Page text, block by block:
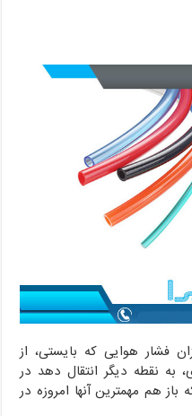
فشار هوایی که بایستی، از
به نقطه دیگر انتقال دهد در
هم مهمترین آنها امروزه در